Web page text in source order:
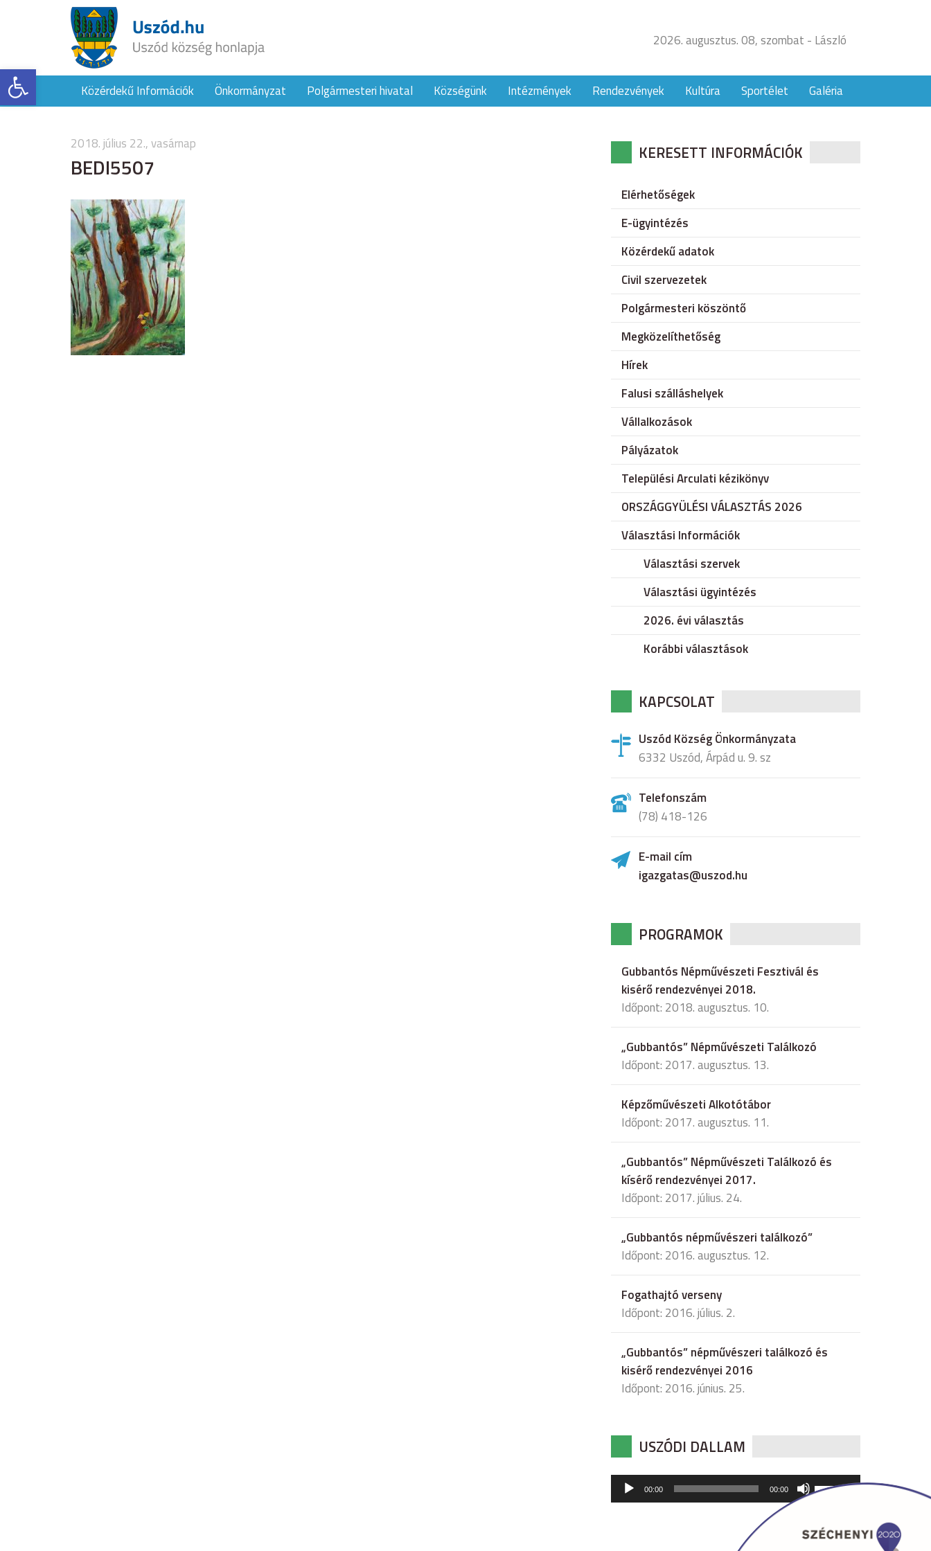
Eszköztár megnyitása
2026. augusztus. 08, szombat - László
Közérdekű Információk Önkormányzat Polgármesteri hivatal Községünk Intézmények Rendezvények Kultúra Sportélet Galéria
2018. július 22., vasárnap
BEDI5507 KERESETT INFORMÁCIÓK
Elérhetőségek
E-ügyintézés
Közérdekű adatok
Civil szervezetek
Polgármesteri köszöntő
Megközelíthetőség
Hírek
Falusi szálláshelyek
Vállalkozások
Pályázatok
Települési Arculati kézikönyv
ORSZÁGGYÜLÉSI VÁLASZTÁS 2026
Választási Információk
Választási szervek
Választási ügyintézés
2026. évi választás
Korábbi választások
KAPCSOLAT
Uszód Község Önkormányzata
6332 Uszód, Árpád u. 9. sz
Telefonszám
(78) 418-126
E-mail cím
igazgatas@uszod.hu
PROGRAMOK
Gubbantós Népművészeti Fesztivál és
kisérő rendezvényei 2018.
Időpont: 2018. augusztus. 10.
„Gubbantós” Népművészeti Találkozó
Időpont: 2017. augusztus. 13.
Képzőművészeti Alkotótábor
Időpont: 2017. augusztus. 11.
„Gubbantós” Népművészeti Találkozó és
kísérő rendezvényei 2017.
Időpont: 2017. július. 24.
„Gubbantós népművészeri találkozó”
Időpont: 2016. augusztus. 12.
Fogathajtó verseny
Időpont: 2016. július. 2.
„Gubbantós” népművészeri találkozó és
kisérő rendezvényei 2016
Időpont: 2016. június. 25.
USZÓDI DALLAM
Audió
lejátszó
00:00 00:00
hangerő
csökkentéséhez